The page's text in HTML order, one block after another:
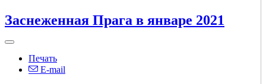
Заснеженная Прага в январе 2021
Печать
E-mail